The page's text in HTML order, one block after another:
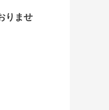
りませ